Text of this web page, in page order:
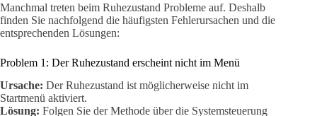
Manchmal treten beim Ruhezustand Probleme auf. Deshalb
finden Sie nachfolgend die häufigsten Fehlerursachen und die
entsprechenden Lösungen:
Problem 1: Der Ruhezustand erscheint nicht im Menü
Ursache: Der Ruhezustand ist möglicherweise nicht im
Startmenü aktiviert.
Lösung: Folgen Sie der Methode über die Systemsteuerung